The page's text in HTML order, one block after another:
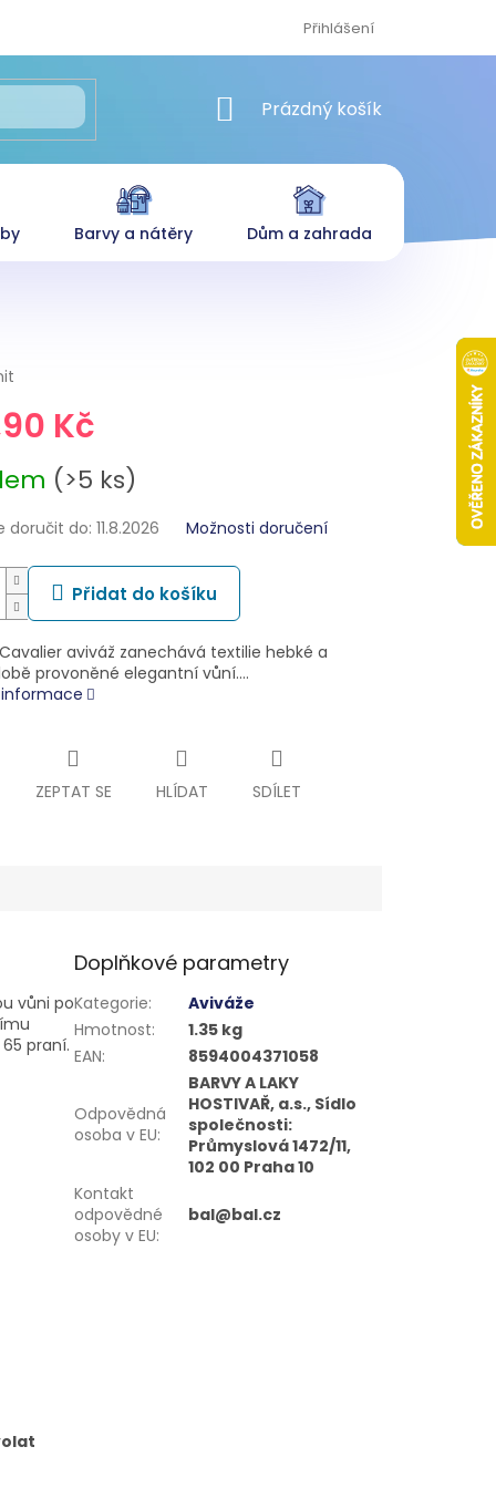
Přihlášení
NÁKUPNÍ KOŠÍK
Prázdný košík
Barvy a nátěry Dům a zahrada
Kč
(>5 ks)
doručit do: 11.8.2026 Možnosti doručení
Přidat do košíku
aviváž zanechává textilie hebké a
provoněné elegantní vůní.…
ZEPTAT SE HLÍDAT SDÍLET
vůni po
praní.
Doplňkové parametry
Kategorie:
Aviváže
Hmotnost:
1.35 kg
EAN: 8594004371058
Odpovědná
osoba v EU:
BARVY A LAKY
HOSTIVAŘ, a.s., Sídlo
společnosti:
Průmyslová 1472/11,
102 00 Praha 10
Kontakt
odpovědné
osoby v EU:
bal@bal.cz